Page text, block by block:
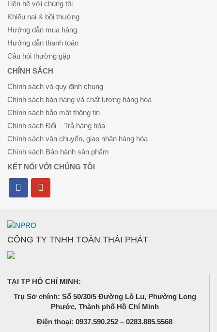
Liên hệ với chúng tôi
Khiếu nại & bồi thường
Hướng dẫn mua hàng
Hướng dẫn thanh toán
Câu hỏi thường gặp
CHÍNH SÁCH
Chính sách và quy định chung
Chính sách bán hàng và chất lượng hàng hóa
Chính sách bảo mật thông tin
Chính sách Đổi – Trả hàng hóa
Chính sách vận chuyển, giao nhận hàng hóa
Chính sách Bảo hành sản phẩm
KẾT NỐI VỚI CHÚNG TÔI
CÔNG TY TNHH TOÀN THÁI PHÁT
TẠI TP HỒ CHÍ MINH:
Trụ Sở chính: Số 50/30/5 Đường Lò Lu, Phường Long
Phước, Thành phố Hồ Chí Minh
Điện thoại: 0937.590.252 – 0283.885.5568